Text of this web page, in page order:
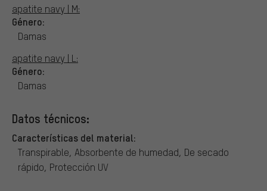
apatite navy | M:
Género:
Damas
apatite navy | L:
Género:
Damas
Datos técnicos:
Características del material:
Transpirable, Absorbente de humedad, De secado
rápido, Protección UV